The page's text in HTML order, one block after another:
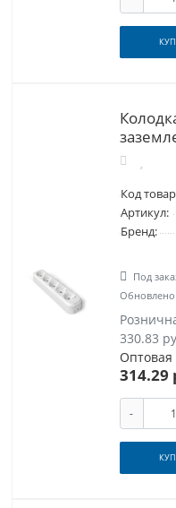
Код
Артикул:
Бренд:
Под
Обновлено
330.83
Оптовая
314.29
-